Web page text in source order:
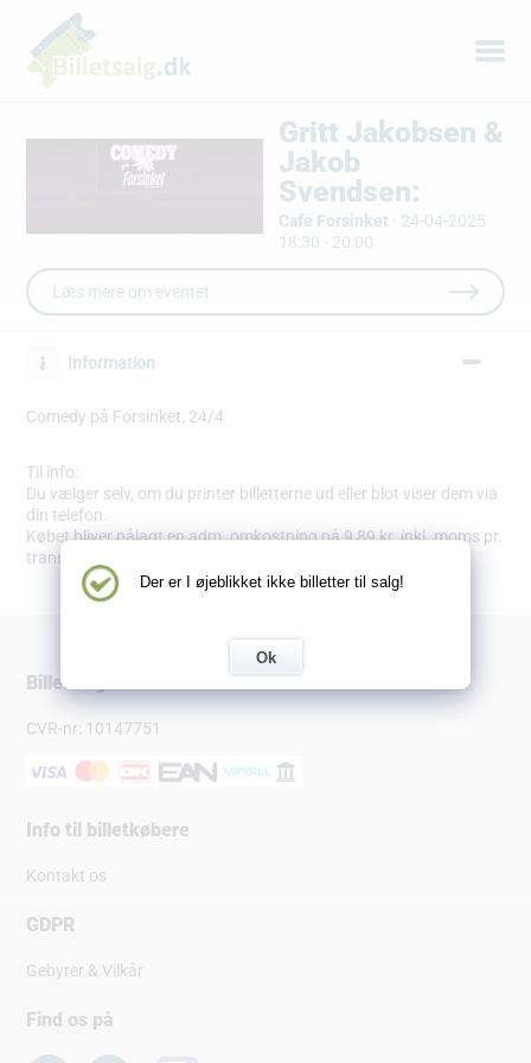
Gritt Jakobsen &
Jakob
Svendsen:
Cafe Forsinket · 24-04-2025
18:30 - 20:00
Læs mere om eventet
Information
Comedy på Forsinket, 24/4
Til info:
Du vælger selv, om du printer billetterne ud eller blot viser dem via
din telefon.
Købet bliver pålagt en adm. omkostning på 9,89 kr. inkl. moms pr.
transaktion.
Der er I øjeblikket ikke billetter til salg!
Ok
Billetsalg.dk
CVR-nr: 10147751
Info til billetkøbere
Kontakt os
GDPR
Gebyrer & Vilkår
Find os på